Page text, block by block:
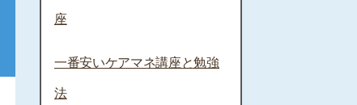
座
一番安いケアマネ講座と勉強
法